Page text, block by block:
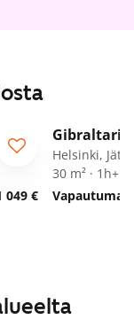
049 €
Helsinki,
30 m² · 1h+kt